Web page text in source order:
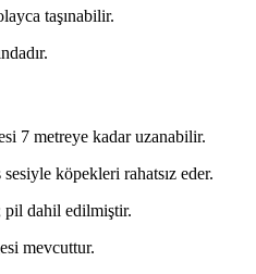
taşınabilir.
7 metreye kadar uzanabilir.
köpekleri rahatsız eder.
pil dahil edilmiştir.
mevcuttur.